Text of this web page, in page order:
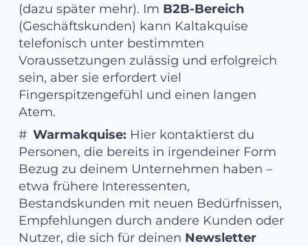
(dazu später mehr). Im B2B-Bereich
(Geschäftskunden) kann Kaltakquise
telefonisch unter bestimmten
Voraussetzungen zulässig und erfolgreich
sein, aber sie erfordert viel
Fingerspitzengefühl und einen langen
Atem.
Warmakquise: Hier kontaktierst du
Personen, die bereits in irgendeiner Form
Bezug zu deinem Unternehmen haben –
etwa frühere Interessenten,
Bestandskunden mit neuen Bedürfnissen,
Empfehlungen durch andere Kunden oder
Nutzer, die sich für deinen Newsletter